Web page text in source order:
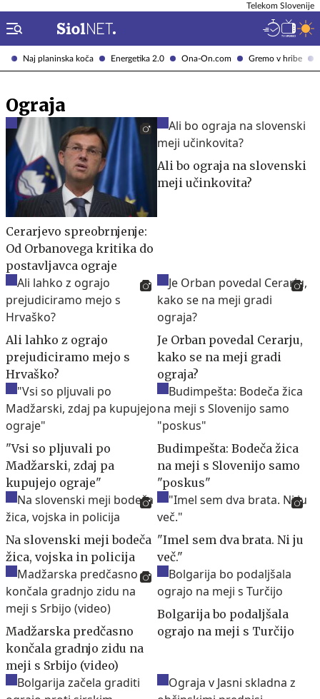
Naj planinska koča Energetika 2.0 Ona-On.com Gremo v hribe
Telekom Slovenije
Ograja
Cerarjevo spreobrnjenje:
Od Orbanovega kritika do
postavljavca ograje
Ali bo ograja na slovenski
meji učinkovita?
Ali lahko z ograjo
prejudiciramo mejo s
Hrvaško?
Je Orban povedal Cerarju,
kako se na meji gradi
ograja?
"Vsi so pljuvali po
Madžarski, zdaj pa
kupujejo ograje"
Budimpešta: Bodeča žica
na meji s Slovenijo samo
"poskus"
Na slovenski meji bodeča
žica, vojska in policija
"Imel sem dva brata. Ni ju
več."
Madžarska predčasno
končala gradnjo zidu na
meji s Srbijo (video)
Bolgarija bo podaljšala
ograjo na meji s Turčijo